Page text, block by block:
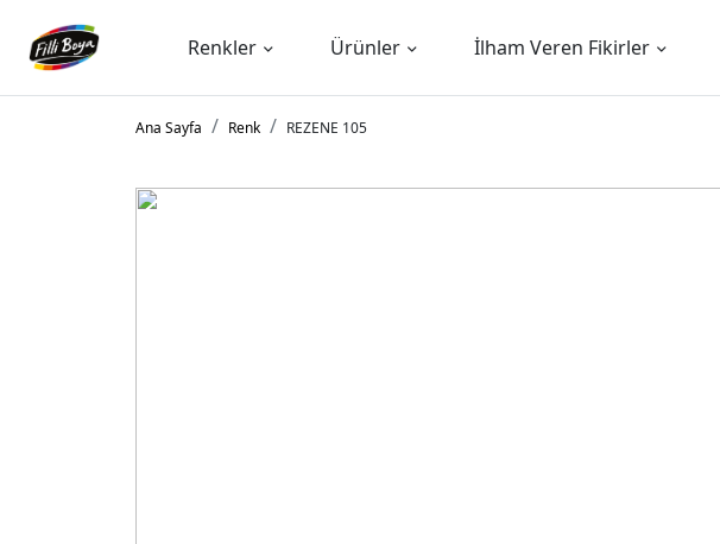
Renkler Ürünler İlham Veren Fikirler
Ana Sayfa Renk REZENE 105